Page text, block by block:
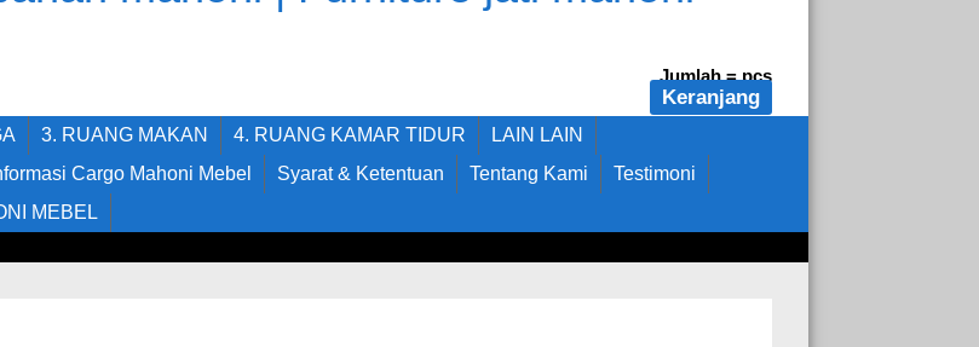
Jumlah =pcs
Keranjang
3. RUANG MAKAN 4. RUANG KAMAR TIDUR
LAIN LAIN
Cargo Mahoni Mebel Syarat & Ketentuan Tentang Kami
Testimoni
MEBEL